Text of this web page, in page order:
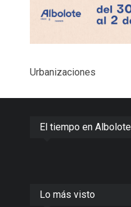
Urbanizaciones
El tiempo en Albolote
Lo más visto